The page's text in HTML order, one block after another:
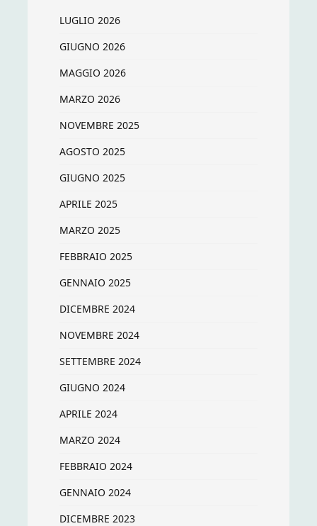
LUGLIO 2026
GIUGNO 2026
MAGGIO 2026
MARZO 2026
NOVEMBRE 2025
AGOSTO 2025
GIUGNO 2025
APRILE 2025
MARZO 2025
FEBBRAIO 2025
GENNAIO 2025
DICEMBRE 2024
NOVEMBRE 2024
SETTEMBRE 2024
GIUGNO 2024
APRILE 2024
MARZO 2024
FEBBRAIO 2024
GENNAIO 2024
DICEMBRE 2023